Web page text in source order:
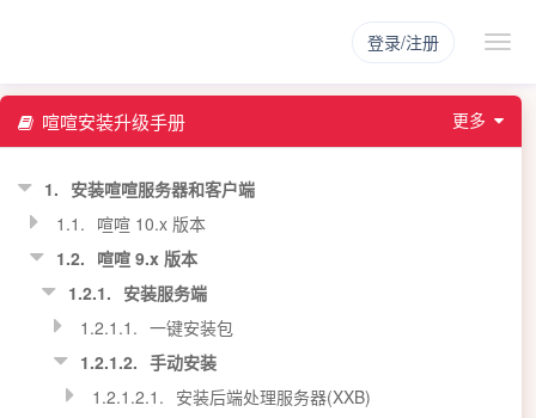
登录/注册
喧喧安装升级手册 更多
1. 安装喧喧服务器和客户端
1.1. 喧喧 10.x 版本
1.2. 喧喧 9.x 版本
1.2.1. 安装服务端
1.2.1.1. 一键安装包
1.2.1.2. 手动安装
1.2.1.2.1. 安装后端处理服务器(XXB)